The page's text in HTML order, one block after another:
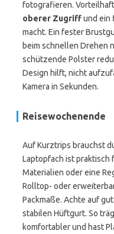
fotografieren.
oberer Zugriffund ein
macht. Ein fester
beim schnellen Drehen
schützende Polster
Design hilft, nicht
Kamera in Sekunden.
Reisewochenende
Auf Kurztrips brauchst
Laptopfach ist
Materialien oder eine
Rolltop- oder
Packmaße. Achte auf
stabilen Hüftgurt. So
komfortabler und hast